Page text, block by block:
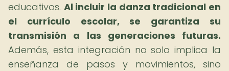
educativos. Al incluir la danza tradicional en
el currículo escolar, se garantiza su
transmisión a las generaciones futuras.
Además, esta integración no solo implica la
enseñanza de pasos y movimientos, sino